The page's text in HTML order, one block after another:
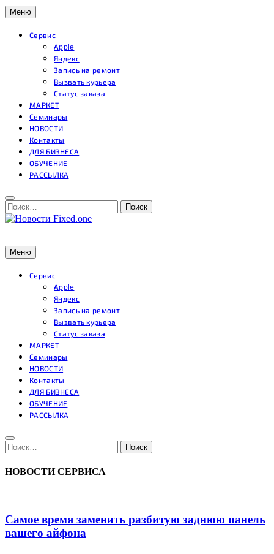
Перейти
к
содержимому
Меню
Сервис
Apple
Яндекс
Запись на ремонт
Вызвать курьера
Статус заказа
МАРКЕТ
Семинары
НОВОСТИ
Контакты
ДЛЯ БИЗНЕСА
ОБУЧЕНИЕ
РАССЫЛКА
Поиск:
Поиск
Новости Fixed.one
Меню
Сервис
Apple
Яндекс
Запись на ремонт
Вызвать курьера
Статус заказа
МАРКЕТ
Семинары
НОВОСТИ
Контакты
ДЛЯ БИЗНЕСА
ОБУЧЕНИЕ
РАССЫЛКА
Поиск:
Поиск
НОВОСТИ СЕРВИСА
Самое время заменить разбитую заднюю панель
вашего айфона